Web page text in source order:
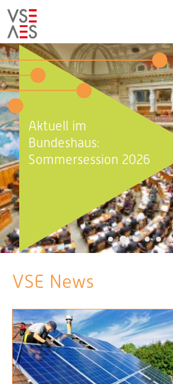
Direkt
zum
Inhalt
Aktuell im
Bundeshaus:
Sommersession 2026
1 2 3 4 5
VSE News